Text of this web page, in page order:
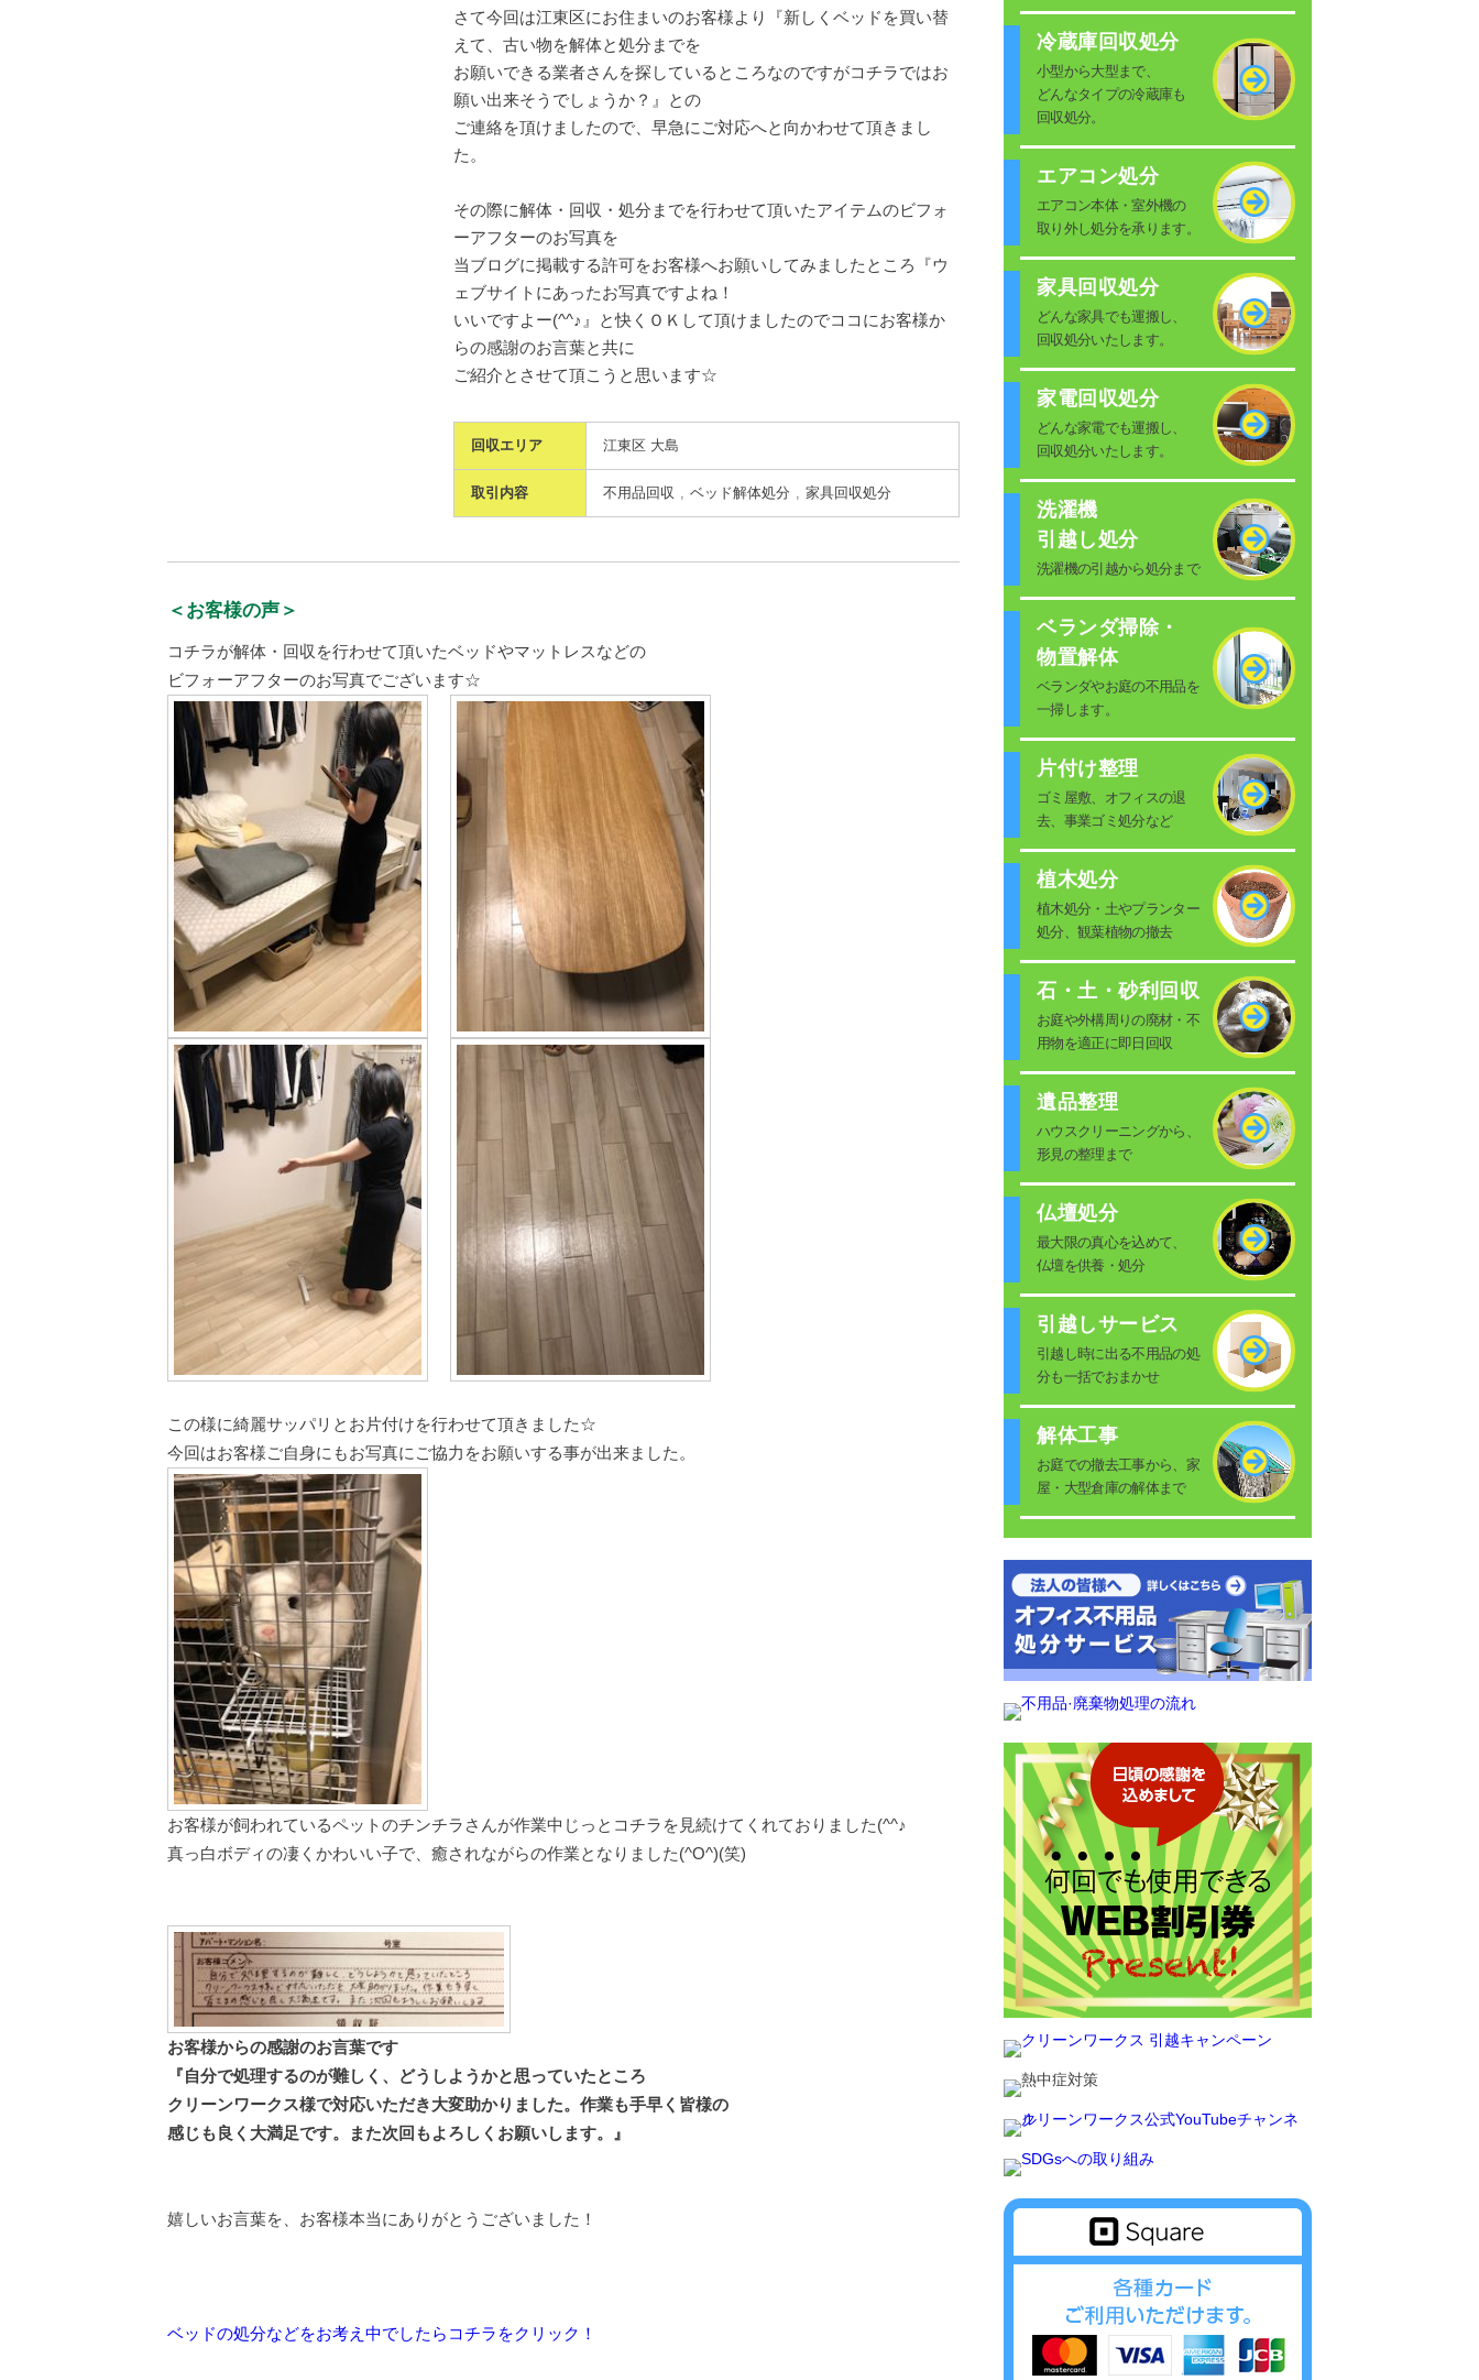
さて今回は江東区にお住まいのお客様より『新しくベッドを買い替
えて、古い物を解体と処分までを
お願いできる業者さんを探しているところなのですがコチラではお
願い出来そうでしょうか？』との
ご連絡を頂けましたので、早急にご対応へと向かわせて頂きまし
た。
その際に解体・回収・処分までを行わせて頂いたアイテムのビフォ
ーアフターのお写真を
当ブログに掲載する許可をお客様へお願いしてみましたところ『ウ
ェブサイトにあったお写真ですよね！
いいですよー(^^♪』と快くＯＫして頂けましたのでココにお客様か
らの感謝のお言葉と共に
ご紹介とさせて頂こうと思います☆
回収エリア 江東区 大島
取引内容 不用品回収 ベッド解体処分 家具回収処分
＜お客様の声＞
コチラが解体・回収を行わせて頂いたベッドやマットレスなどの
ビフォーアフターのお写真でございます☆
この様に綺麗サッパリとお片付けを行わせて頂きました☆
今回はお客様ご自身にもお写真にご協力をお願いする事が出来ました。
お客様が飼われているペットのチンチラさんが作業中じっとコチラを見続けてくれておりました(^^♪
真っ白ボディの凄くかわいい子で、癒されながらの作業となりました(^O^)(笑)
お客様からの感謝のお言葉です
『自分で処理するのが難しく、どうしようかと思っていたところ
クリーンワークス様で対応いただき大変助かりました。作業も手早く皆様の
感じも良く大満足です。また次回もよろしくお願いします。』
嬉しいお言葉を、お客様本当にありがとうございました！
ベッドの処分などをお考え中でしたらコチラをクリック！
冷蔵庫回収処分
小型から大型まで、
どんなタイプの冷蔵庫も
回収処分。
エアコン処分
エアコン本体・室外機の
取り外し処分を承ります。
家具回収処分
どんな家具でも運搬し、
回収処分いたします。
家電回収処分
どんな家電でも運搬し、
回収処分いたします。
洗濯機
引越し処分
洗濯機の引越から処分まで
ベランダ掃除・
物置解体
ベランダやお庭の不用品を
一掃します。
片付け整理
ゴミ屋敷、オフィスの退
去、事業ゴミ処分など
植木処分
植木処分・土やプランター
処分、観葉植物の撤去
石・土・砂利回収
お庭や外構周りの廃材・不
用物を適正に即日回収
遺品整理
ハウスクリーニングから、
形見の整理まで
仏壇処分
最大限の真心を込めて、
仏壇を供養・処分
引越しサービス
引越し時に出る不用品の処
分も一括でおまかせ
解体工事
お庭での撤去工事から、家
屋・大型倉庫の解体まで